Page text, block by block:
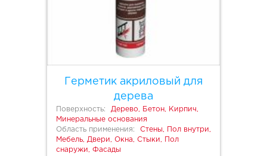
Герметик акриловый для
дерева
Поверхность:
Дерево, Бетон, Кирпич,
Минеральные основания
Область применения:
Стены, Пол внутри,
Мебель, Двери, Окна, Стыки, Пол
снаружи, Фасады